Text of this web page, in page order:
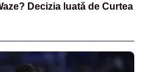
Decizia luată de Curtea